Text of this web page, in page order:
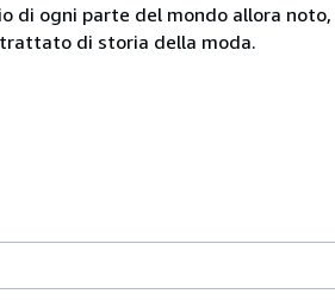
ogni parte del mondo allora noto,
di storia della moda.